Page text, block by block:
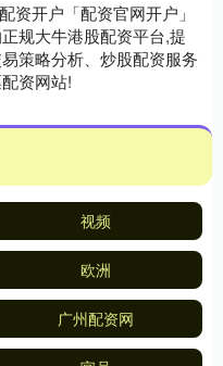
资开户「配资官网开户」
规大牛港股配资平台,提
策略分析、炒股配资服务
资网站!
视频
欧洲
广州配资网